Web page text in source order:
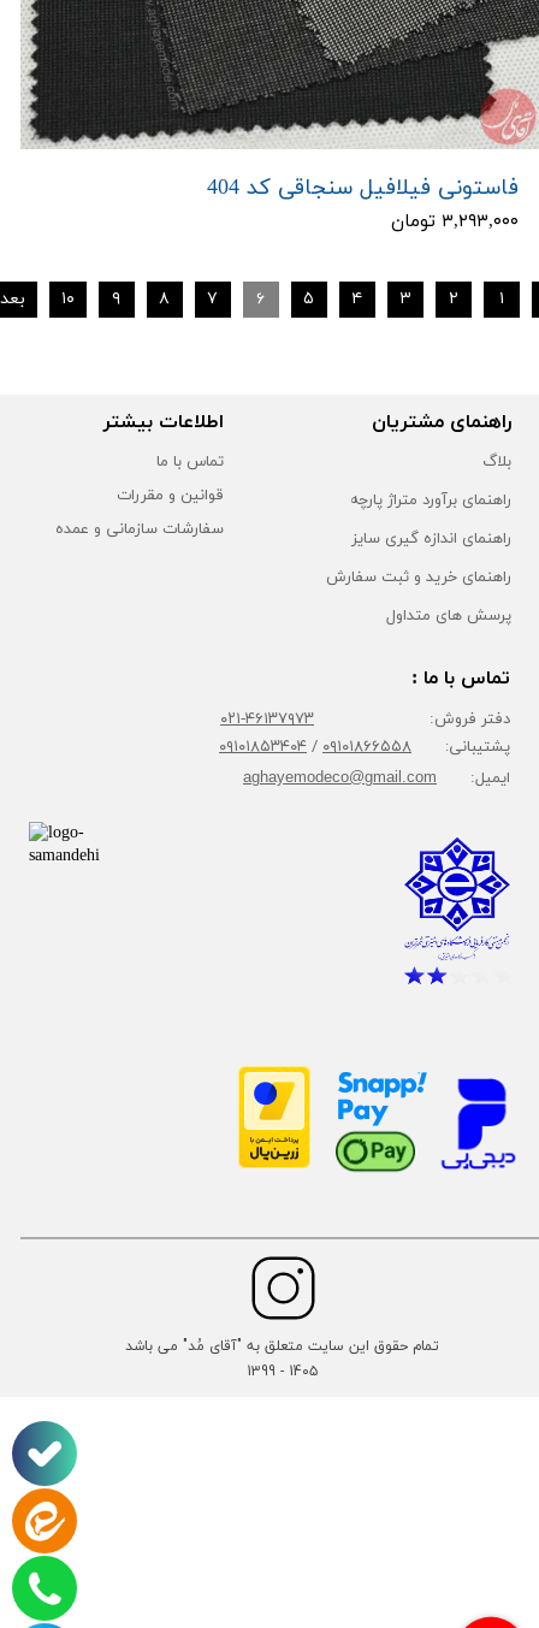
فاستونی فیلافیل سنجاقی کد 404
۳,۲۹۳,۰۰۰ تومان
۱ ۲ ۳ ۴ ۵ ۶ ۷ ۸ ۹ ۱۰
راهنمای مشتریان
بلاگ
راهنمای برآورد متراژ پارچه
راهنمای اندازه گیری سایز
راهنمای خرید و ثبت سفارش
پرسش های متداول
اطلاعات بیشتر
تماس با ما
قوانین و مقررات
سفارشات سازمانی و عمده
تمام حقوق این سایت متعلق به "آقای مُد" می باشد
14۰۵ - 1399
تماس با ما :
دفتر فروش: ۴۶۱۳۷۹۷۳-۰۲۱
پشتیبانی: ۰۹۱۰۱۸۶۶۵۵۸/۰۹۱۰۱۸۵۳۴۰۴
ایمیل: aghayemodeco@gmail.com